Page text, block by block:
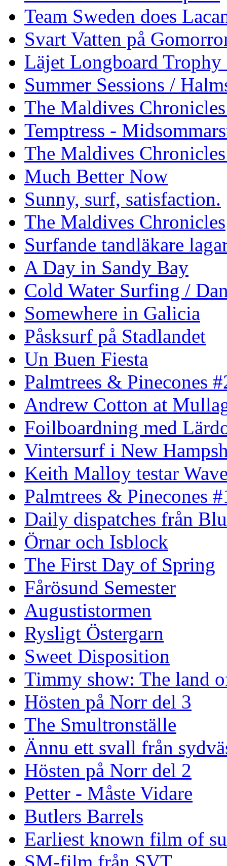
Team Sweden does
Svart Vatten på
Läjet Longboard
Summer Sessions /
The Maldives
Temptress -
The Maldives
Much Better Now
Sunny, surf, satisfaction.
The Maldives Chronicles
Surfande tandläkare
A Day in Sandy Bay
Cold Water Surfing /
Somewhere in Galicia
Påsksurf på Stadlandet
Un Buen Fiesta
Palmtrees & Pinecones
Andrew Cotton at
Foilboardning med
Vintersurf i New
Keith Malloy testar
Palmtrees & Pinecones
Daily dispatches från
Örnar och Isblock
The First Day of Spring
Fårösund Semester
Augustistormen
Rysligt Östergarn
Sweet Disposition
Timmy show: The land
Hösten på Norr del 3
The Smultronställe
Ännu ett svall från
Hösten på Norr del 2
Petter - Måste Vidare
Butlers Barrels
Earliest known film of
SM-film från SVT